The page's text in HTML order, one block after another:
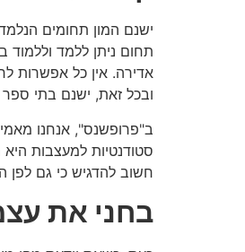
ישנם המון תחומים
תחום ניתן ללמד וללמוד
אדירה. אין כל אפשרות
ובכל זאת, ישנם בתי
ב"פרופשנס", אנחנו
סטודנטיות למעצבות
חשוב להדגיש כי גם לפן
בחני את